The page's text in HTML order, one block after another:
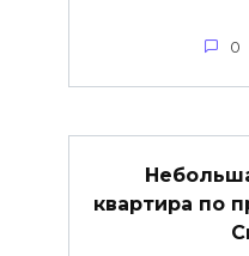
0
квартира по